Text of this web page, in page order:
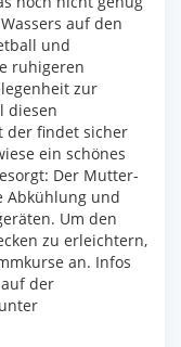
auf den
und
ruhigeren
zur
diesen
der findet sicher
ein schönes
Der Mutter-
Abkühlung und
Um den
zu erleichtern,
an. Infos
der